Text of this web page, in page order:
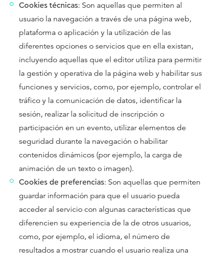
Cookies técnicas: Son aquellas que permiten al
usuario la navegación a través de una página web,
plataforma o aplicación y la utilización de las
diferentes opciones o servicios que en ella existan,
incluyendo aquellas que el editor utiliza para permitir
la gestión y operativa de la página web y habilitar sus
funciones y servicios, como, por ejemplo, controlar el
tráfico y la comunicación de datos, identificar la
sesión, realizar la solicitud de inscripción o
participación en un evento, utilizar elementos de
seguridad durante la navegación o habilitar
contenidos dinámicos (por ejemplo, la carga de
animación de un texto o imagen).
Cookies de preferencias: Son aquellas que permiten
guardar información para que el usuario pueda
acceder al servicio con algunas características que
diferencien su experiencia de la de otros usuarios,
como, por ejemplo, el idioma, el número de
resultados a mostrar cuando el usuario realiza una